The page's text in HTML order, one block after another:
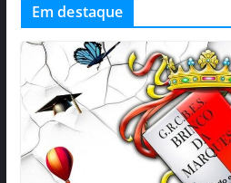
Em destaque